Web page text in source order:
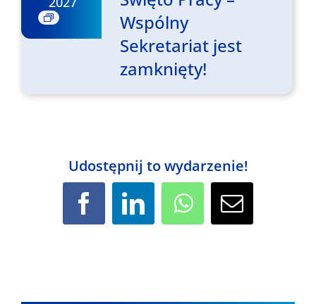
Wspólny
Sekretariat jest
zamknięty!
Udostępnij to wydarzenie!
LinkedIn WhatsAppEmail